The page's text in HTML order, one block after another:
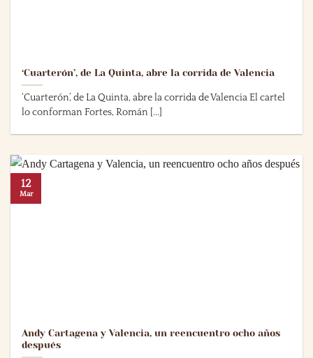
‘Cuarterón’, de La Quinta, abre la corrida de Valencia
‘Cuarterón’, de La Quinta, abre la corrida de Valencia El cartel
lo conforman Fortes, Román [...]
Andy Cartagena y Valencia, un reencuentro ocho años
después
12
Mar